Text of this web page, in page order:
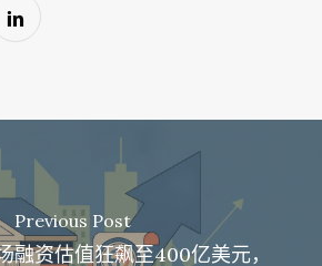
Previous Post
融资估值狂飙至400亿美元，